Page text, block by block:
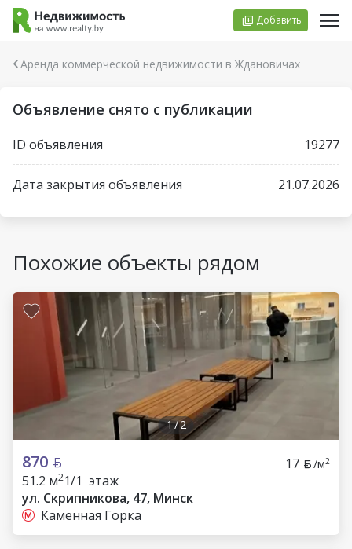
Добавить
Аренда коммерческой недвижимости в Ждановичах
Объявление снято с публикации
ID объявления 19277
Дата закрытия объявления 21.07.2026
Похожие объекты рядом
1/2
870 17 /м2
51.2 м21/1 этаж
ул. Скрипникова, 47, Минск
Каменная Горка